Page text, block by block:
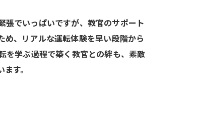
張でいっぱいですが、教官のサポート
め、リアルな運転体験を早い段階から
を学ぶ過程で築く教官との絆も、素敵
す。